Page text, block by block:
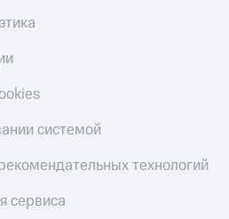
системой
технологий
сервиса